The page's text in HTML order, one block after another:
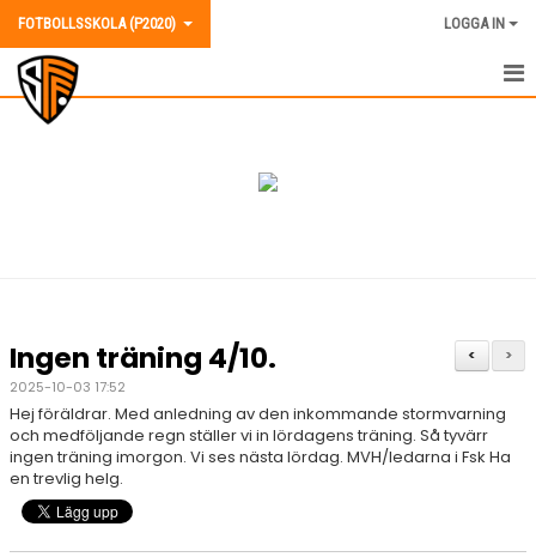
FOTBOLLSSKOLA (P2020) LOGGA IN
FOTBOLLSSKOLA POJKAR (2020)
BILDGALLERI
DOKUMENT
KONTAKT
>
<
Ingen träning 4/10.
2025-10-03 17:52
Hej föräldrar. Med anledning av den inkommande stormvarning
och medföljande regn ställer vi in lördagens träning. Så tyvärr
ingen träning imorgon. Vi ses nästa lördag. MVH/ledarna i Fsk Ha
en trevlig helg.